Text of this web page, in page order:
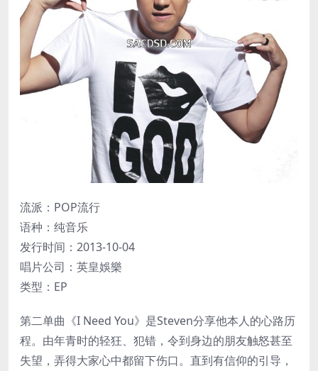
流派：POP流行
语种：纯音乐
发行时间：2013-10-04
唱片公司：英皇娛樂
类型：EP
第二单曲《I Need You》是Steven分享他本人的心路历
程。由年青时的轻狂、犯错，令到身边的朋友触怒甚至
失望，弄得大家心中都留下伤口。直到有信仰的引导，